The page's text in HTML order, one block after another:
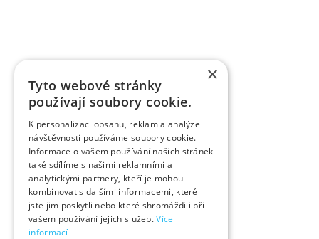
×
Tyto webové stránky
používají soubory cookie.
K personalizaci obsahu, reklam a analýze
návštěvnosti používáme soubory cookie.
Informace o vašem používání našich stránek
také sdílíme s našimi reklamními a
analytickými partnery, kteří je mohou
kombinovat s dalšími informacemi, které
jste jim poskytli nebo které shromáždili při
vašem používání jejich služeb.Více
informací